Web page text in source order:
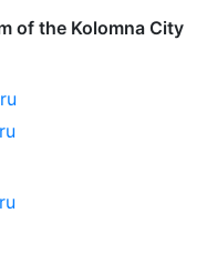
of the Kolomna City